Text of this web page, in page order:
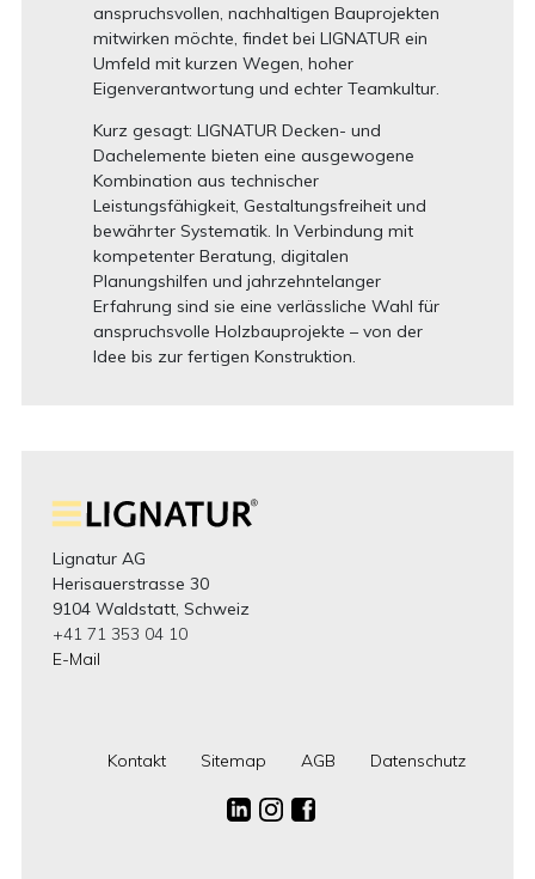
anspruchsvollen, nachhaltigen Bauprojekten
mitwirken möchte, findet bei LIGNATUR ein
Umfeld mit kurzen Wegen, hoher
Eigenverantwortung und echter Teamkultur.
Kurz gesagt: LIGNATUR Decken- und
Dachelemente bieten eine ausgewogene
Kombination aus technischer
Leistungsfähigkeit, Gestaltungsfreiheit und
bewährter Systematik. In Verbindung mit
kompetenter Beratung, digitalen
Planungshilfen und jahrzehntelanger
Erfahrung sind sie eine verlässliche Wahl für
anspruchsvolle Holzbauprojekte – von der
Idee bis zur fertigen Konstruktion.
Lignatur AG
Herisauerstrasse 30
9104 Waldstatt, Schweiz
+41 71 353 04 10
E-Mail
Kontakt Sitemap AGB Datenschutz